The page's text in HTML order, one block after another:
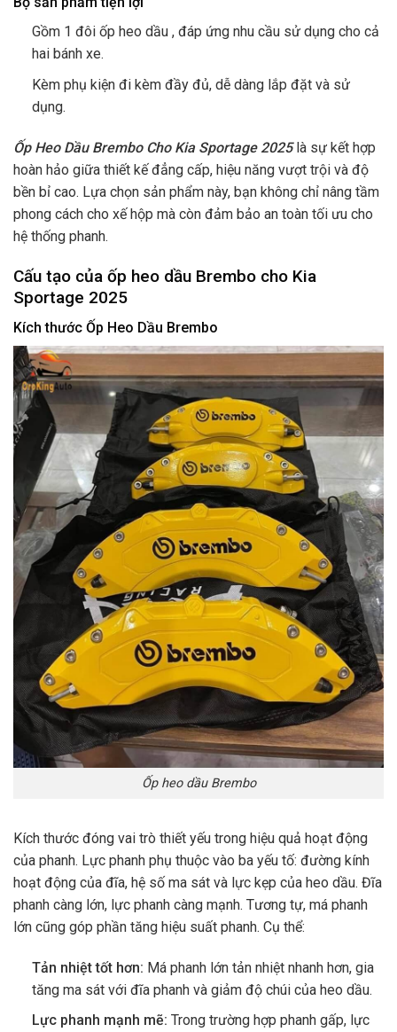
Gồm 1 đôi ốp heo dầu , đáp ứng nhu cầu sử dụng cho cả
hai bánh xe.
Kèm phụ kiện đi kèm đầy đủ, dễ dàng lắp đặt và sử
dụng.
Ốp Heo Dầu Brembo Cho Kia Sportage 2025là sự kết hợp
hoàn hảo giữa thiết kế đẳng cấp, hiệu năng vượt trội và độ
bền bỉ cao. Lựa chọn sản phẩm này, bạn không chỉ nâng tầm
phong cách cho xế hộp mà còn đảm bảo an toàn tối ưu cho
hệ thống phanh.
Cấu tạo của ốp heo dầu Brembo cho Kia
Sportage 2025
Kích thước Ốp Heo Dầu Brembo
Ốp heo dầu Brembo
Kích thước đóng vai trò thiết yếu trong hiệu quả hoạt động
của phanh. Lực phanh phụ thuộc vào ba yếu tố: đường kính
hoạt động của đĩa, hệ số ma sát và lực kẹp của heo dầu. Đĩa
phanh càng lớn, lực phanh càng mạnh. Tương tự, má phanh
lớn cũng góp phần tăng hiệu suất phanh. Cụ thể:
Tản nhiệt tốt hơn: Má phanh lớn tản nhiệt nhanh hơn, gia
tăng ma sát với đĩa phanh và giảm độ chúi của heo dầu.
Lực phanh mạnh mẽ: Trong trường hợp phanh gấp, lực